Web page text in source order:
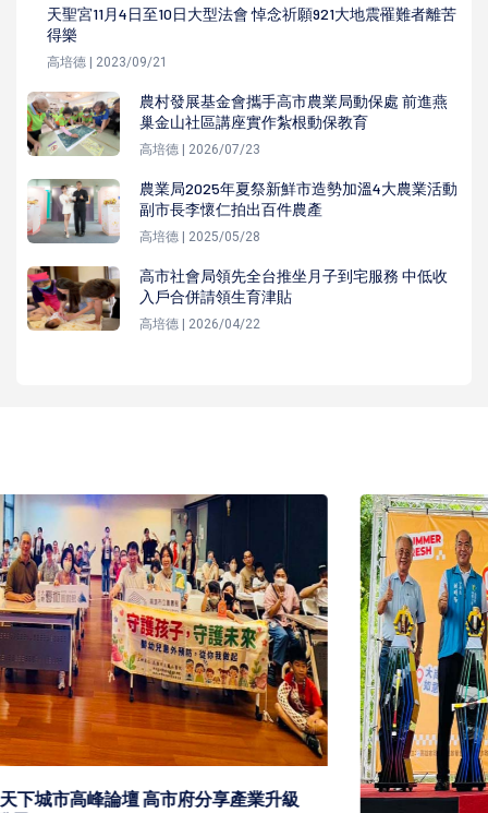
天聖宮11月4日至10日大型法會 悼念祈願921大地震罹難者離苦
得樂
高培德 | 2023/09/21
農村發展基金會攜手高市農業局動保處 前進燕
巢金山社區講座實作紮根動保教育
高培德 | 2026/07/23
農業局2025年夏祭新鮮市造勢加溫4大農業活動
副市長李懷仁拍出百件農產
高培德 | 2025/05/28
高市社會局領先全台推坐月子到宅服務 中低收
入戶合併請領生育津貼
高培德 | 2026/04/22